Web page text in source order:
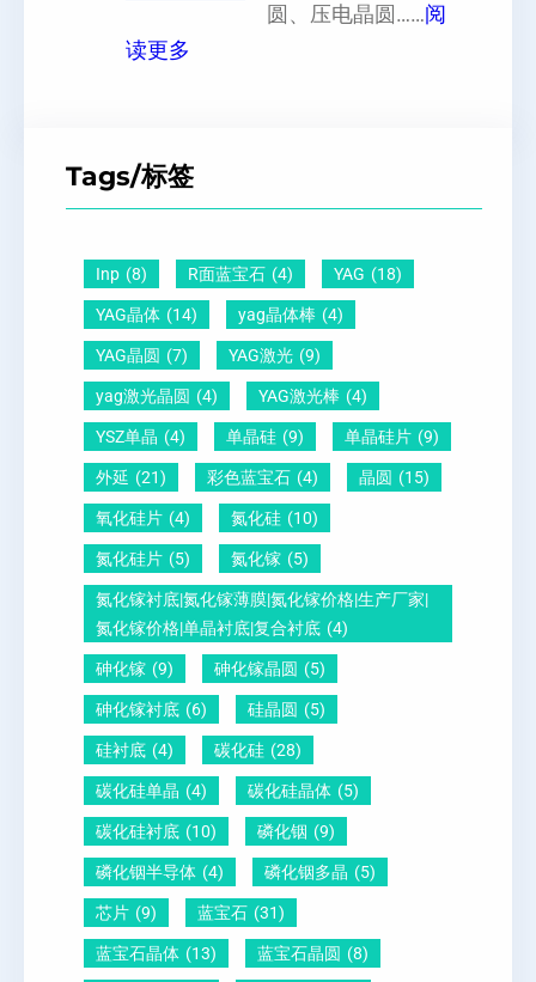
者
？
说
明
向
向
1
1
怎
么
测
圆、压电晶圆……阅
读更多
晶
-
压
电
晶
圆
钛
铅
晶
圆
Tags/标签
Inp (8) R面蓝宝石 (4) YAG (18)
YAG晶体 (14) yag晶体棒 (4)
YAG晶圆 (7) YAG激光 (9)
yag激光晶圆 (4) YAG激光棒 (4)
YSZ单晶 (4) 单晶硅 (9) 单晶硅片 (9)
外延 (21) 彩色蓝宝石 (4) 晶圆 (15)
氧化硅片 (4) 氮化硅 (10)
氮化硅片 (5) 氮化镓 (5)
氮化镓衬底|氮化镓薄膜|氮化镓价格|生产厂家|
氮化镓价格|单晶衬底|复合衬底 (4)
砷化镓 (9) 砷化镓晶圆 (5)
砷化镓衬底 (6) 硅晶圆 (5)
硅衬底 (4) 碳化硅 (28)
碳化硅单晶 (4) 碳化硅晶体 (5)
碳化硅衬底 (10) 磷化铟 (9)
磷化铟半导体 (4) 磷化铟多晶 (5)
芯片 (9) 蓝宝石 (31)
蓝宝石晶体 (13) 蓝宝石晶圆 (8)